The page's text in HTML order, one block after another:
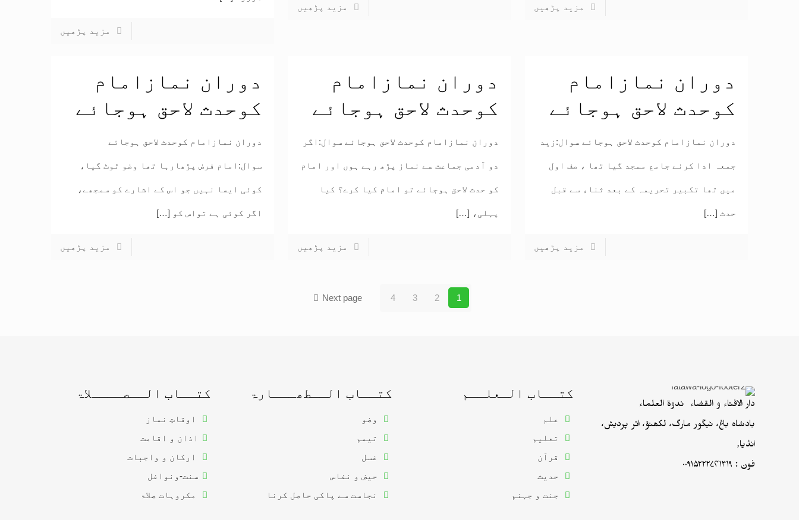
مزید پڑھیں مزید پڑھیں
مزید پڑھیں
دوران نمازامام
کوحدث لاحق ہوجائے
دوران نمازامام کوحدث لاحق ہوجائے سوال:زید
جمعہ ادا کرنے جامع مسجد گیا تھا ، صف اول
میں تھا تکبیر تحریمہ کے بعد ثناء سے قبل
حدث […]
مزید پڑھیں
دوران نمازامام
کوحدث لاحق ہوجائے
دوران نمازامام کوحدث لاحق ہوجائے سوال:اگر
دو آدمی جماعت سے نماز پڑھ رہے ہوں اور امام
کو حدث لاحق ہوجائے تو امام کیا کرے؟ کیا
پہلی، […]
مزید پڑھیں
دوران نمازامام
کوحدث لاحق ہوجائے
دوران نمازامام کوحدث لاحق ہوجائے
سوال:امام فرض پڑھارہا تھا وضو ٹوٹ گیا،
کوئی ایسا نہیں جو اس کے اشارے کو سمجھے،
اگر کوئی ہے تواس کو […]
مزید پڑھیں
1
2
3
4
Next page
دار الافتاء و القضاء ندوۃ العلماء
بادشاہ باغ، ٹیگور مارگ، لکھنؤ، اتر پردیش،
انڈیا,
فون : ۰۰۹۱۵۲۲۲۷۴۱۳۱۹
کتــاب الـعلــم
علم
تعلیم
قرآن
حدیث
جنت و جہنم
کتــاب الــطھـــارۃ
وضو
تیمم
غسل
حیض و نفاس
نجاست سے پاکی حاصل کرنا
کتــاب الــصــــلاۃ
اوقاتِ نماز
اذان و اقامت
ارکان و واجبات
سنت-ونوافل
مکروہات صلاۃ